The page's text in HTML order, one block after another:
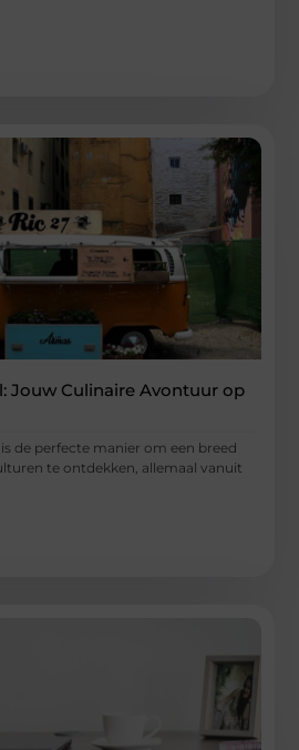
Jouw Culinaire Avontuur op
de perfecte manier om een breed
te ontdekken, allemaal vanuit